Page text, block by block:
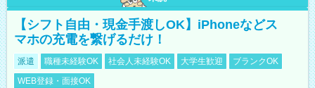
【シフト自由・現金手渡しOK】iPhoneなどス
マホの充電を繋げるだけ！
派遣 職種未経験OK 社会人未経験OK 大学生歓迎
ブランクOK
WEB登録・面接OK